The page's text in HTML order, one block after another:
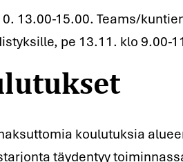
13.00-15.00. Teams/
pe 13.11. klo 9.00-
koulutuksia
täydentyy